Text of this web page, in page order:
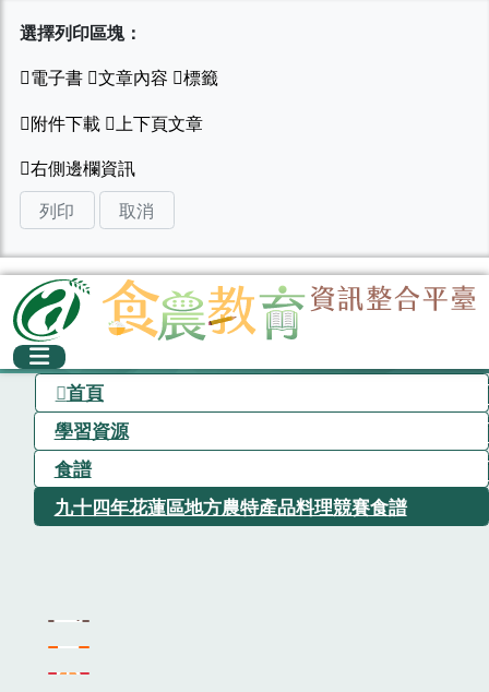
選擇列印區塊：
列印 取消
首頁
學習資源
食譜
九十四年花蓮區地方農特產品料理競賽食譜